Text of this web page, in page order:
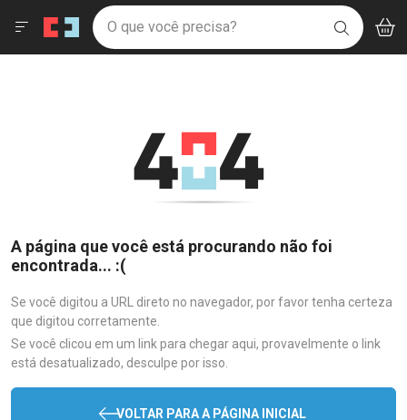
Drogaria São Paulo
Ir direto para a home
pela página
Ir direto para o conteúdo
Ir direto para a busca
Ir direto para o carrinho
Ir direto para o menu
Faça a sua busca
O que você precisa? BUSCAR
Menu
A página que você está procurando não foi
encontrada... :(
Se você digitou a URL direto no navegador, por favor tenha certeza
que digitou corretamente.
Se você clicou em um link para chegar aqui, provavelmente o link
está desatualizado, desculpe por isso.
VOLTAR PARA A PÁGINA INICIAL